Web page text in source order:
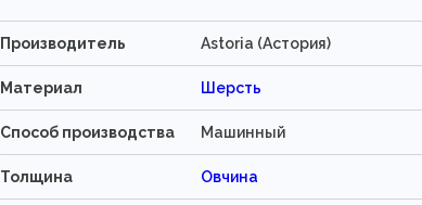
Производитель Astoria (Астория)
Материал Шерсть
Способ производства Машинный
Толщина Овчина